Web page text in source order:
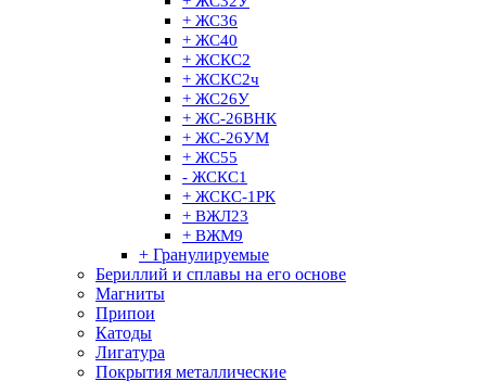
+ ЖС36
+ ЖС40
+ ЖСКС2
+ ЖСКС2ч
+ ЖС26У
+ ЖС-26ВНК
+ ЖС-26УМ
+ ЖС55
- ЖСКС1
+ ЖСКС-1РК
+ ВЖЛ23
+ ВЖМ9
+ Гранулируемые
Бериллий и сплавы на его основе
Магниты
Припои
Катоды
Лигатура
Покрытия металлические